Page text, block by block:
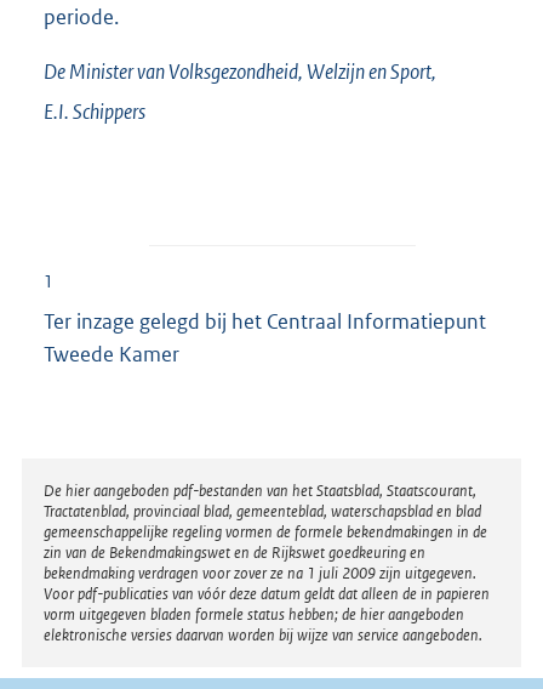
periode.
De Minister van Volksgezondheid, Welzijn en Sport,
E.I.Schippers
1
Ter inzage gelegd bij het Centraal Informatiepunt
Tweede Kamer
Disclaimer
De hier aangeboden pdf-bestanden van het Staatsblad, Staatscourant,
Tractatenblad, provinciaal blad, gemeenteblad, waterschapsblad en blad
gemeenschappelijke regeling vormen de formele bekendmakingen in de
zin van de Bekendmakingswet en de Rijkswet goedkeuring en
bekendmaking verdragen voor zover ze na 1 juli 2009 zijn uitgegeven.
Voor pdf-publicaties van vóór deze datum geldt dat alleen de in papieren
vorm uitgegeven bladen formele status hebben; de hier aangeboden
elektronische versies daarvan worden bij wijze van service aangeboden.